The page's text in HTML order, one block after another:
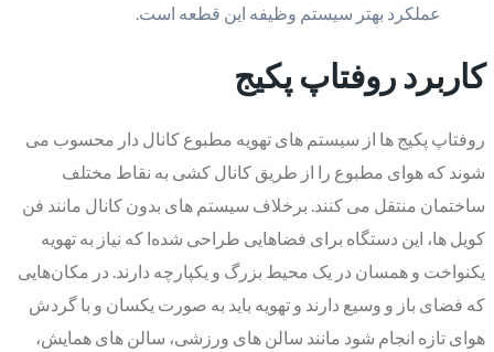
عملکرد بهتر سیستم وظیفه این قطعه است.
کاربرد روفتاپ پکیج
روفتاپ پکیج ها از سیستم های تهویه مطبوع کانال دار محسوب می
شوند که هوای مطبوع را از طریق کانال‌ کشی به نقاط مختلف
ساختمان منتقل می کنند. برخلاف سیستم‌ های بدون کانال مانند فن
کویل ها، این دستگاه‌ برای فضاهایی طراحی شده‌ا که نیاز به تهویه
یکنواخت و همسان در یک محیط بزرگ و یکپارچه دارند. در مکان‌هایی
که فضای باز و وسیع دارند و تهویه باید به صورت یکسان و با گردش
هوای تازه انجام شود مانند سالن‌ های ورزشی، سالن‌ های همایش،